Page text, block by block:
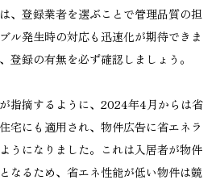
、登録業者を選ぶことで管理品質の担
ル発生時の対応も迅速化が期待できま
登録の有無を必ず確認しましょう。
指摘するように、2024年4月からは省
宅にも適用され、物件広告に省エネラ
うになりました。これは入居者が物件
なるため、省エネ性能が低い物件は競